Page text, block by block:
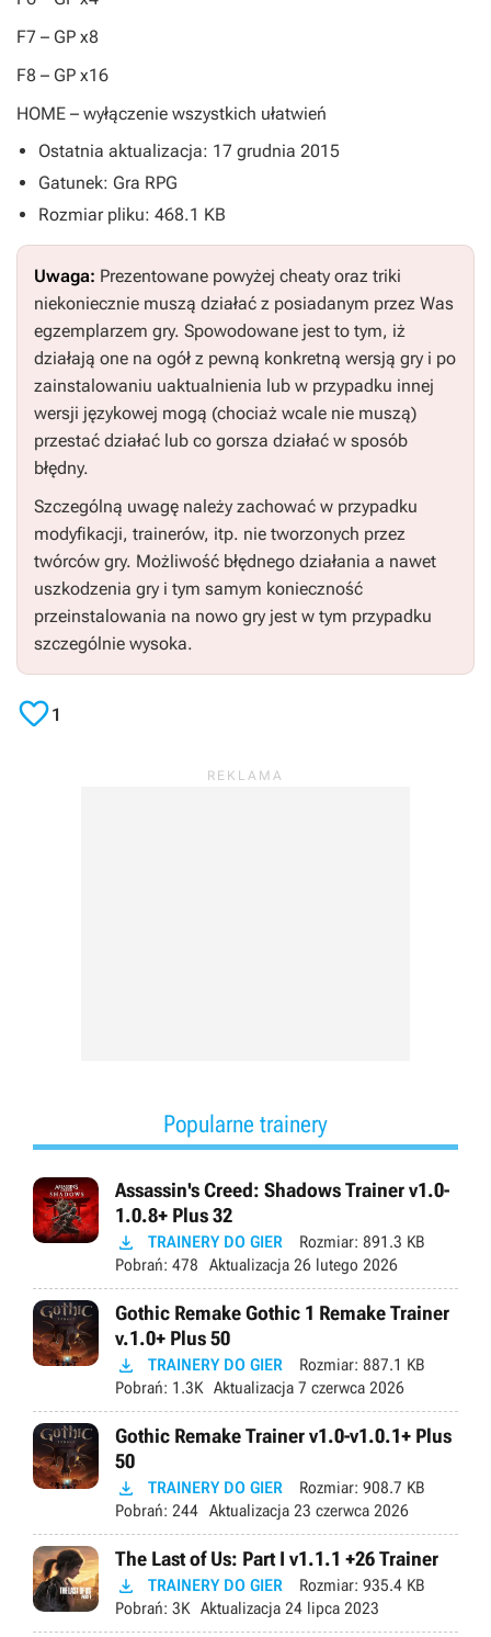
F7 – GP x8
F8 – GP x16
HOME – wyłączenie wszystkich ułatwień
Ostatnia aktualizacja: 17 grudnia 2015
Gatunek: Gra RPG
Rozmiar pliku: 468.1 KB
Uwaga: Prezentowane powyżej cheaty oraz triki
niekoniecznie muszą działać z posiadanym przez Was
egzemplarzem gry. Spowodowane jest to tym, iż
działają one na ogół z pewną konkretną wersją gry i po
zainstalowaniu uaktualnienia lub w przypadku innej
wersji językowej mogą (chociaż wcale nie muszą)
przestać działać lub co gorsza działać w sposób
błędny.
Szczególną uwagę należy zachować w przypadku
modyfikacji, trainerów, itp. nie tworzonych przez
twórców gry. Możliwość błędnego działania a nawet
uszkodzenia gry i tym samym konieczność
przeinstalowania na nowo gry jest w tym przypadku
szczególnie wysoka.
1
Popularne trainery
Assassin's Creed: Shadows Trainer v1.0-
1.0.8+ Plus 32
 TRAINERY DO GIER Rozmiar: 891.3 KB
Pobrań: 478 Aktualizacja 26 lutego 2026
Gothic Remake Gothic 1 Remake Trainer
v.1.0+ Plus 50
 TRAINERY DO GIER Rozmiar: 887.1 KB
Pobrań: 1.3K Aktualizacja 7 czerwca 2026
Gothic Remake Trainer v1.0-v1.0.1+ Plus
50
 TRAINERY DO GIER Rozmiar: 908.7 KB
Pobrań: 244 Aktualizacja 23 czerwca 2026
The Last of Us: Part I v1.1.1 +26 Trainer
 TRAINERY DO GIER Rozmiar: 935.4 KB
Pobrań: 3K Aktualizacja 24 lipca 2023